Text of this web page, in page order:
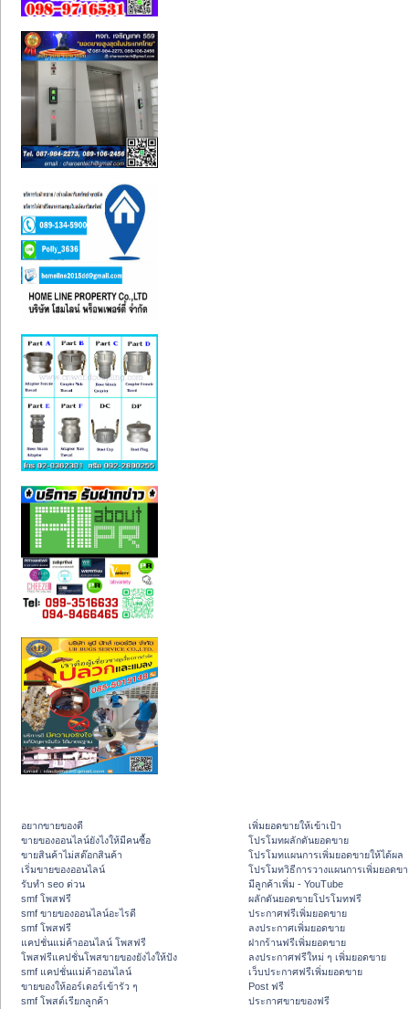
อยากขายของดี
ขายของออนไลน์ยังไงให้มีคนซื้อ
ขายสินค้าไม่สต๊อกสินค้า
เริ่มขายของออนไลน์
รับทำ seo ด่วน
smf โพสฟรี
smf ขายของออนไลน์อะไรดี
smf โพสฟรี
แคปชั่นแม่ค้าออนไลน์ โพสฟรี
โพสฟรีแคปชั่นโพสขายของยังไงให้ปัง
smf แคปชั่นแม่ค้าออนไลน์
ขายของให้ออร์เดอร์เข้ารัว ๆ
smf โพสต์เรียกลูกค้า
เพิ่มยอดขายให้เข้าเป้า
โปรโมทผลักดันยอดขาย
โปรโมทแผนการเพิ่มยอดขายให้ได้ผล
โปรโมทวิธีการวางแผนการเพิ่มยอดข
มีลูกค้าเพิ่ม - YouTube
ผลักดันยอดขายโปรโมทฟรี
ประกาศฟรีเพิ่มยอดขาย
ลงประกาศเพิ่มยอดขาย
ฝากร้านฟรีเพิ่มยอดขาย
ลงประกาศฟรีใหม่ ๆ เพิ่มยอดขาย
เว็บประกาศฟรีเพิ่มยอดขาย
Post ฟรี
ประกาศขายของฟรี